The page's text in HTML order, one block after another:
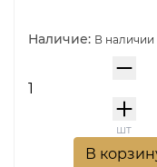
Наличие: В наличии
шт
В